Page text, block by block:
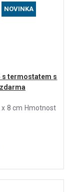
NOVINKA
s termostatem s
x 8 cm Hmotnost